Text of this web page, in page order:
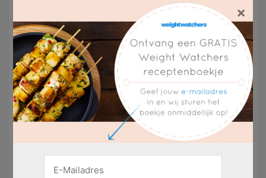
De Linkt Werkt Wel Boven Aan De Pagina Zie
Je Het Alfabet Als Je Op De A Klikt Zie Alle
Produkten Beginnend Met Een A Etc Etc
Beantwoorden
Geef Een Reactie
Je E-Mailadres Wordt Niet Gepubliceerd.
Vereiste
Velden Zijn Gemarkeerd Met
×